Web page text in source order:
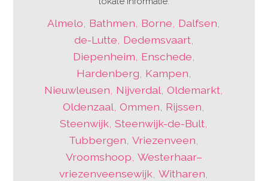
Almelo Bathmen Borne Dalfsen
de-Lutte Dedemsvaart,
Diepenheim Enschede
Hardenberg Kampen
Nieuwleusen Nijverdal ,Oldemarkt
Oldenzaal ,Ommen Rijssen
Steenwijk ,Steenwijk-de-Bult
Tubbergen ,Vriezenveen
Vroomshoop Westerhaar–
vriezenveensewijk ,Witharen